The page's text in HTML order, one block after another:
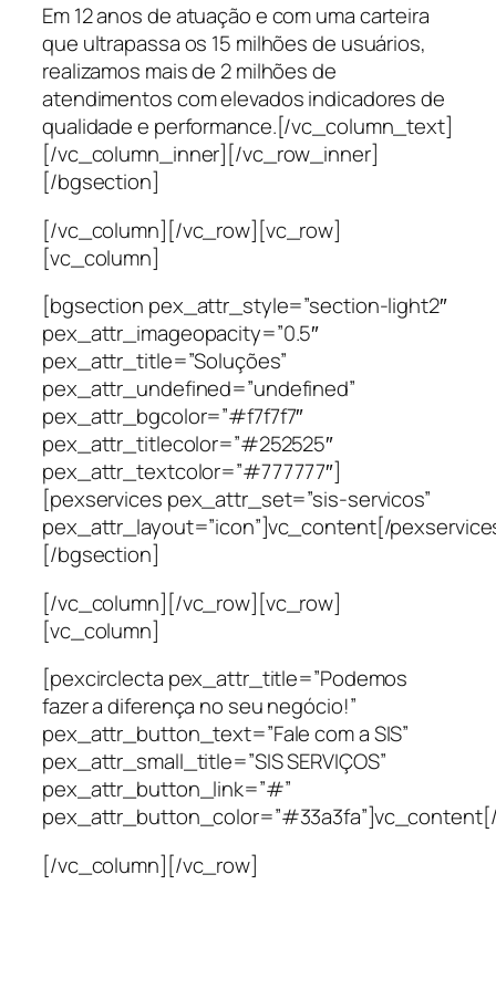
Em 12 anos de atuação e com uma carteira
que ultrapassa os 15 milhões de usuários,
realizamos mais de 2 milhões de
atendimentos com elevados indicadores de
qualidade e performance.[/vc_column_text]
[/vc_column_inner][/vc_row_inner]
[/bgsection]
[/vc_column][/vc_row][vc_row]
[vc_column]
[bgsection pex_attr_style=”section-light2″
pex_attr_imageopacity=”0.5″
pex_attr_title=”Soluções”
pex_attr_undefined=”undefined”
pex_attr_bgcolor=”#f7f7f7″
pex_attr_titlecolor=”#252525″
pex_attr_textcolor=”#777777″]
[pexservices pex_attr_set=”sis-servicos”
pex_attr_layout=”icon”]vc_content[/
[/bgsection]
[/vc_column][/vc_row][vc_row]
[vc_column]
[pexcirclecta pex_attr_title=”Podemos
fazer a diferença no seu negócio!”
pex_attr_button_text=”Fale com a SIS”
pex_attr_small_title=”SIS SERVIÇOS”
pex_attr_button_link=”#”
[/vc_column][/vc_row]